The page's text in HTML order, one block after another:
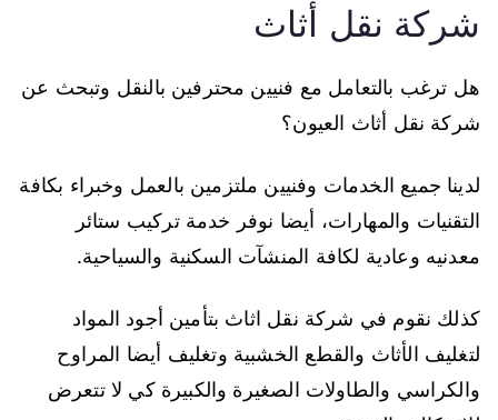
شركة نقل أثاث
هل ترغب بالتعامل مع فنيين محترفين بالنقل وتبحث عن
شركة نقل أثاث العيون؟
لدينا جميع الخدمات وفنيين ملتزمين بالعمل وخبراء بكافة
التقنيات والمهارات، أيضا نوفر خدمة تركيب ستائر
معدنيه وعادية لكافة المنشآت السكنية والسياحية.
كذلك نقوم في شركة نقل اثاث بتأمين أجود المواد
لتغليف الأثاث والقطع الخشبية وتغليف أيضا المراوح
والكراسي والطاولات الصغيرة والكبيرة كي لا تتعرض